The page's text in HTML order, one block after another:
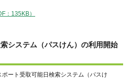
：135KB）
システム（パスけん）の利用開始
ート受取可能日検索システム（パスけ